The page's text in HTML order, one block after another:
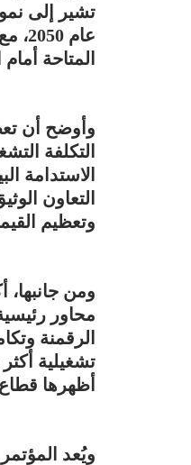
المتاحة
وأوضح أن
التكلفة
التعاون
وتعظيم
ومن جانبها،
محاور
الرقمنة
تشغيلية
أظهرها
ويُعد